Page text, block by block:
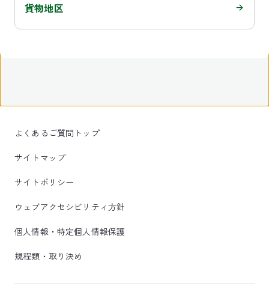
貨物地区
よくあるご質問トップ
サイトマップ
サイトポリシー
ウェブアクセシビリティ方針
個人情報・特定個人情報保護
規程類・取り決め